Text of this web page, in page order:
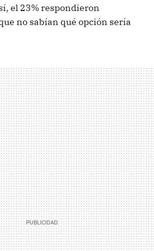
el 23% respondieron
no sabían qué opción sería